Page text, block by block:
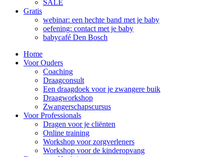
SALE
Gratis
webinar: een hechte band met je baby
oefening: contact met je baby
babycafé Den Bosch
Home
Voor Ouders
Coaching
Draagconsult
Een draagdoek voor je zwangere buik
Draagworkshop
Zwangerschapscursus
Voor Professionals
Dragen voor je cliënten
Online training
Workshop voor zorgverleners
Workshop voor de kinderopvang